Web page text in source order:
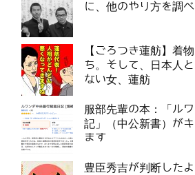
に、他のやり方を調
【ごろつき蓮舫】着
ち。そして、日本人
ない女、蓮舫
服部先輩の本：「ル
記」（中公新書）が
ます
豊臣秀吉が判断した